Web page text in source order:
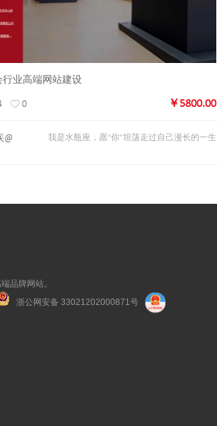
行业高端网站建设
0 ￥5800.00
@ 我是水瓶座，愿“你”坦荡走过自己漫长的一生
品牌网站。
浙公网安备 33021202000871号